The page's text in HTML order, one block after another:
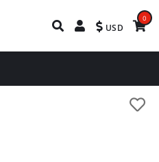
USD
0